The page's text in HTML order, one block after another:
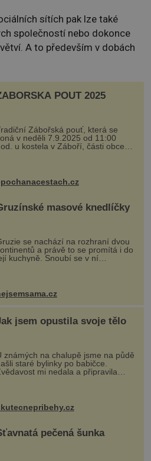
sítích pak lze také
společností nebo dokonce
A to především v dobách
POUŤ 2025
Zábořská pouť, která se
v neděli 7.9.2025 od 11:00
u kostela v Záboří, části obce
u Mělníka. V programu naleznete
prohlídku kostela,
masové knedlíčky
se nachází na rozhraní dvou
a právě to se promítá i do
kuchyně. Snoubí se v ní
a asijské chutě a díky tomu
které rozhodně st...
jsem opustila svoje tělo
známých na chalupě jsme na půdě
staré bylinky po babičce.
mi nedala a připravila
si z nich lektvar… Zimní pobyt
chalupě se pro mě vlastní vinou
v děsivý zážitek, na kt...
pečená šunka